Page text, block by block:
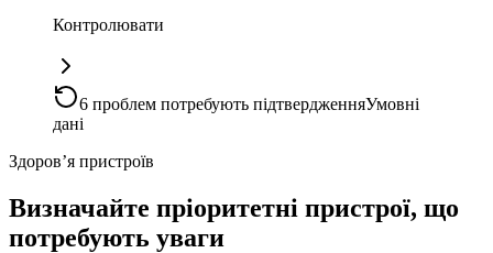
Контролювати
6 проблем потребують підтвердженняУмовні
дані
Здоров’я пристроїв
Визначайте пріоритетні пристрої, що
потребують уваги